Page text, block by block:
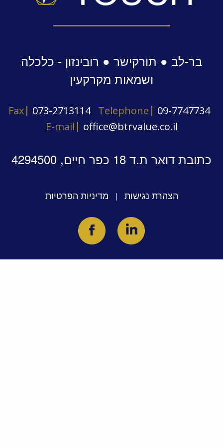
בר-לב ● תורקישר ● רובינזון - כלכלה
ושמאות מקרקעין
Fax 073-2713114 Telephone
09-7747734
E-mail
office@btrvalue.co.il
כתובת דואר ת.ד 18 כפר חיים, 4294500
הצהרת נגישות | מדיניות הפרטיות